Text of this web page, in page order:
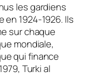
les gardiens
en 1924-1926. Ils
sur chaque
mondiale,
qui finance
Turki al